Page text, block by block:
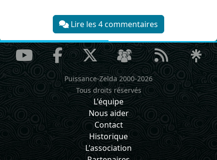
Lire les 4 commentaires
Puissance-Zelda 2000-2026
Tous droits réservés
L'équipe
Nous aider
Contact
Historique
L'association